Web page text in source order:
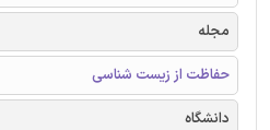
مجله
حفاظت از زیست شناسی
دانشگاه